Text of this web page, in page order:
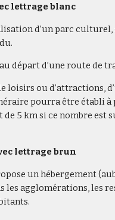
lettrage blanc
d’un parc culturel,
départ d’une route de
loisirs ou d’attractions,
pourra être établi
de 5 km si ce nombre
lettrage brun
un hébergement
les agglomérations, les